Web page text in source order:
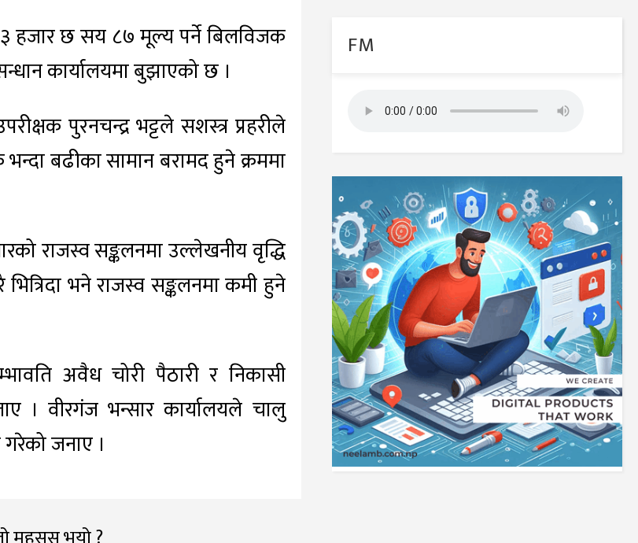
हजार छ सय ८७ मूल्य पर्ने बिलविजक
कार्यालयमा बुझाएको छ ।
पुरनचन्द्र भट्टले सशस्त्र प्रहरीले
बढीका सामान बरामद हुने क्रममा
राजस्व सङ्कलनमा उल्लेखनीय वृद्धि
भने राजस्व सङ्कलनमा कमी हुने
अवैध चोरी पैठारी र निकासी
। वीरगंज भन्सार कार्यालयले चालु
जनाए ।
FM